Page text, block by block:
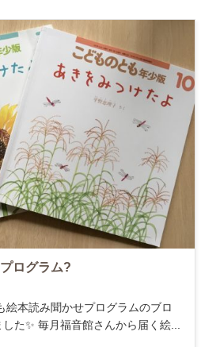
ログラム?
絵本読み聞かせプログラムのブロ
た✨ 毎月福音館さんから届く絵...